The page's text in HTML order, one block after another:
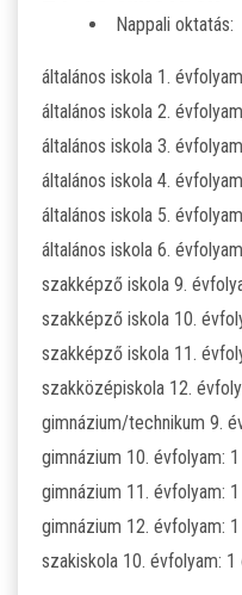
ÉTKEZÉS
KORONAVÍRUS
ÁLTALÁNOS
ÁLTALÁNOS
KÖZÉPFOKÚ
SZAKMAI
INTÉZMÉNYI
KÖZZÉTÉTELI
Nappali oktatás:
általános iskola 1.
általános iskola 2.
általános iskola 3.
általános iskola 4.
általános iskola 5.
általános iskola 6.
szakképző iskola 9.
szakképző iskola 10.
szakképző iskola 11.
szakközépiskola 12.
gimnázium/technikum 9.
gimnázium 10. évfolyam:
gimnázium 11. évfolyam:
gimnázium 12. évfolyam:
szakiskola 10. évfolyam: